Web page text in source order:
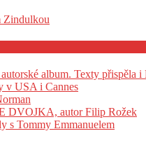
Zindulkou
album. Texty přispěla i
v USA i Cannes
DVOJKA, autor Filip Rožek
s Tommy Emmanuelem